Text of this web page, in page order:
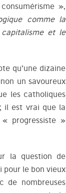
»,
comme la
capitalisme et le
qu’une dizaine
un savoureux
les catholiques
il est vrai que la
progressiste »
la question de
pour le bon vieux
de nombreuses